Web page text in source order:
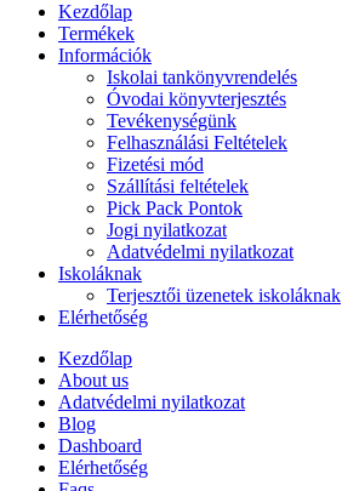
Kezdőlap
Termékek
Információk
Iskolai tankönyvrendelés
Óvodai könyvterjesztés
Tevékenységünk
Felhasználási Feltételek
Fizetési mód
Szállítási feltételek
Pick Pack Pontok
Jogi nyilatkozat
Adatvédelmi nyilatkozat
Iskoláknak
Terjesztői üzenetek iskoláknak
Elérhetőség
Kezdőlap
About us
Adatvédelmi nyilatkozat
Blog
Dashboard
Elérhetőség